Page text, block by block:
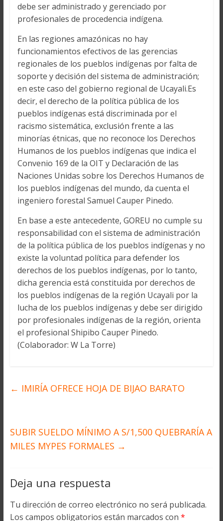
debe ser administrado y gerenciado por
profesionales de procedencia indígena.
En las regiones amazónicas no hay
funcionamientos efectivos de las gerencias
regionales de los pueblos indígenas por falta de
soporte y decisión del sistema de administración;
en este caso del gobierno regional de Ucayali.Es
decir, el derecho de la política pública de los
pueblos indígenas está discriminada por el
racismo sistemática, exclusión frente a las
minorías étnicas, que no reconoce los Derechos
Humanos de los pueblos indígenas que indica el
Convenio 169 de la OIT y Declaración de las
Naciones Unidas sobre los Derechos Humanos de
los pueblos indígenas del mundo, da cuenta el
ingeniero forestal Samuel Cauper Pinedo.
En base a este antecedente, GOREU no cumple su
responsabilidad con el sistema de administración
de la política pública de los pueblos indígenas y no
existe la voluntad política para defender los
derechos de los pueblos indígenas, por lo tanto,
dicha gerencia está constituida por derechos de
los pueblos indígenas de la región Ucayali por la
lucha de los pueblos indígenas y debe ser dirigido
por profesionales indígenas de la región, orienta
el profesional Shipibo Cauper Pinedo.
(Colaborador: W La Torre)
← IMIRÍA OFRECE HOJA DE BIJAO BARATO
SUBIR SUELDO MÍNIMO A S/1,500 QUEBRARÍA A
MILES MYPES FORMALES →
Deja una respuesta
Tu dirección de correo electrónico no será publicada.
Los campos obligatorios están marcados con *